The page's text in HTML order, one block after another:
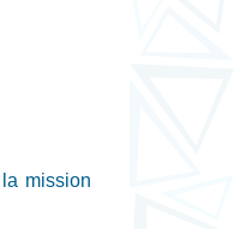
mission